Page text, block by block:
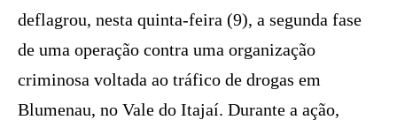
deflagrou, nesta quinta-feira (9), a segunda fase
de uma operação contra uma organização
criminosa voltada ao tráfico de drogas em
Blumenau, no Vale do Itajaí. Durante a ação,